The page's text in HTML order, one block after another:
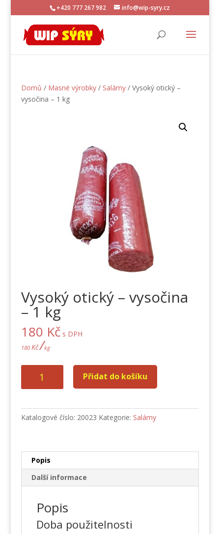
+420 777 267 982 info@wip-syry.cz
Domů / Masné výrobky/ Salámy/ Vysoký otický –
vysočina – 1 kg
Vysoký otický – vysočina
– 1 kg
180 Kč s DPH
180 Kč/kg
-
množství
Přidat do košíku
Katalogové číslo: 20023 Kategorie: Salámy
Popis
Další informace
Popis
Doba použitelnosti